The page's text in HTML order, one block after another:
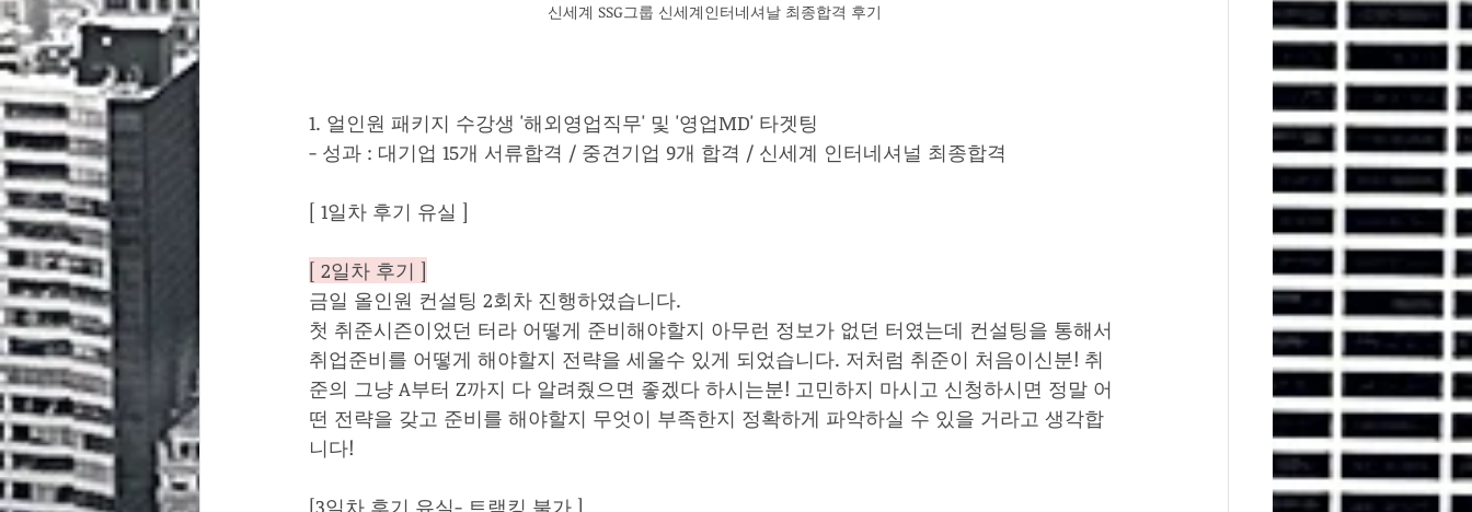
신세계 SSG그룹 신세계인터네셔날 최종합격 후기
1. 얼인원 패키지 수강생 '해외영업직무' 및 '영업MD' 타겟팅
- 성과 : 대기업 15개 서류합격 / 중견기업 9개 합격 / 신세계 인터네셔널 최종합격
[ 1일차 후기 유실 ]
[ 2일차 후기 ]
금일 올인원 컨설팅 2회차 진행하였습니다.
첫 취준시즌이었던 터라 어떻게 준비해야할지 아무런 정보가 없던 터였는데 컨설팅을 통해서
취업준비를 어떻게 해야할지 전략을 세울수 있게 되었습니다. 저처럼 취준이 처음이신분! 취
준의 그냥 A부터 Z까지 다 알려줬으면 좋겠다 하시는분! 고민하지 마시고 신청하시면 정말 어
떤 전략을 갖고 준비를 해야할지 무엇이 부족한지 정확하게 파악하실 수 있을 거라고 생각합
니다!
[3일차 후기 유실- 트랙킹 불가 ]